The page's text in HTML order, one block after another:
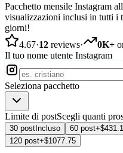
Pacchetto mensile Instagram
visualizzazioni inclusi in tutti i
giorni!
4.67·12 reviews· 0K+
Il tuo nome utente Instagram
Seleziona pacchetto
Limite di postScegli quanti
30 post Incluso 60 post
120 post+$1077.75